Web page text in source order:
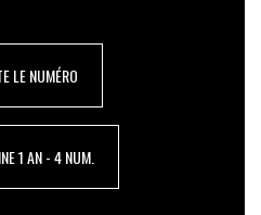
LE NUMÉRO
1 AN - 4 NUM.